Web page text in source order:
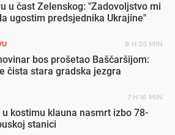
u čast Zelenskog: "Zadovoljstvo mi
ugostim predsjednika Ukrajine"
8 H 25 MIN
bos prošetao Baščaršijom:
čista stara gradska jezgra
7 H 16 MIN
kostimu klauna nasmrt izbo 78-
stanici